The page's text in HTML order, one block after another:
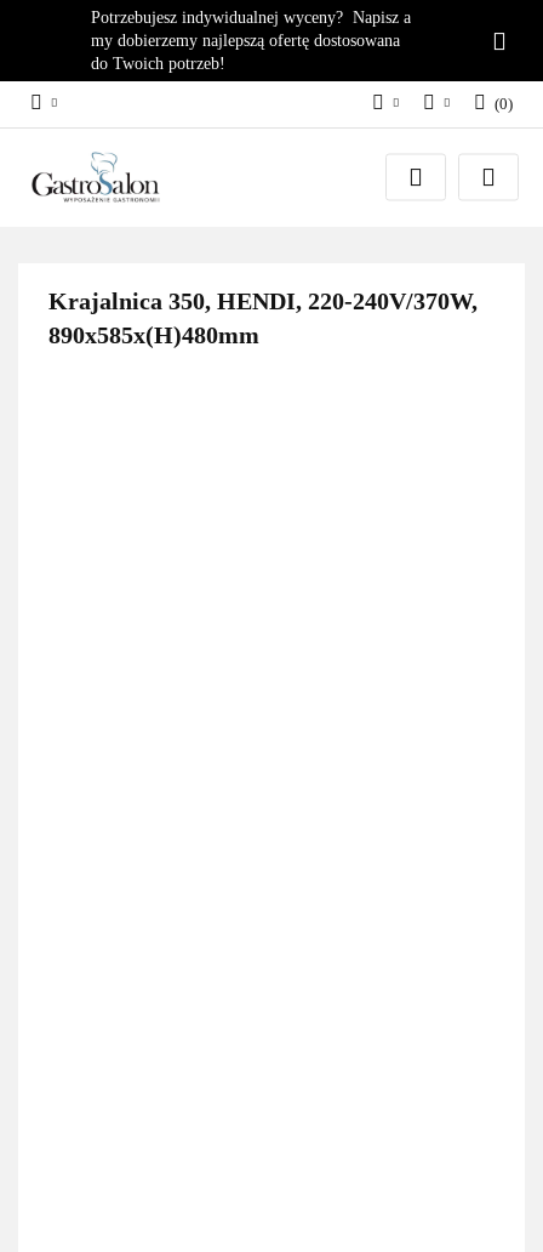
Potrzebujesz indywidualnej wyceny? Napisz a
my dobierzemy najlepszą ofertę dostosowana
do Twoich potrzeb!
EUR
Załóż konto
(0)
Krajalnica 350, HENDI, 220-240V/370W,
890x585x(H)480mm